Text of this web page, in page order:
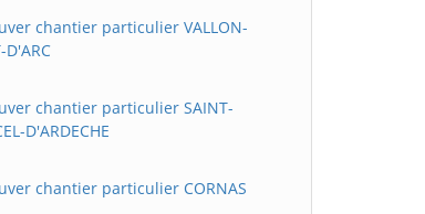
chantier particulier VALLON-
D'ARC
chantier particulier SAINT-
D'ARDECHE
chantier particulier CORNAS